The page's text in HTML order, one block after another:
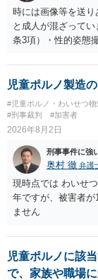
時には画像等を送
と成人が混ざって
条3項）・性的姿態
で、警察にバレれ
児童ポルノ製造
#児童ポルノ・わいせつ
#刑事裁判
#加害者
2026年8月2日
刑事事件に強
奥村 徹 弁護
現時点では わいせ
年ですが、被害者
ません
児童ポルノに該
で、家族や職場